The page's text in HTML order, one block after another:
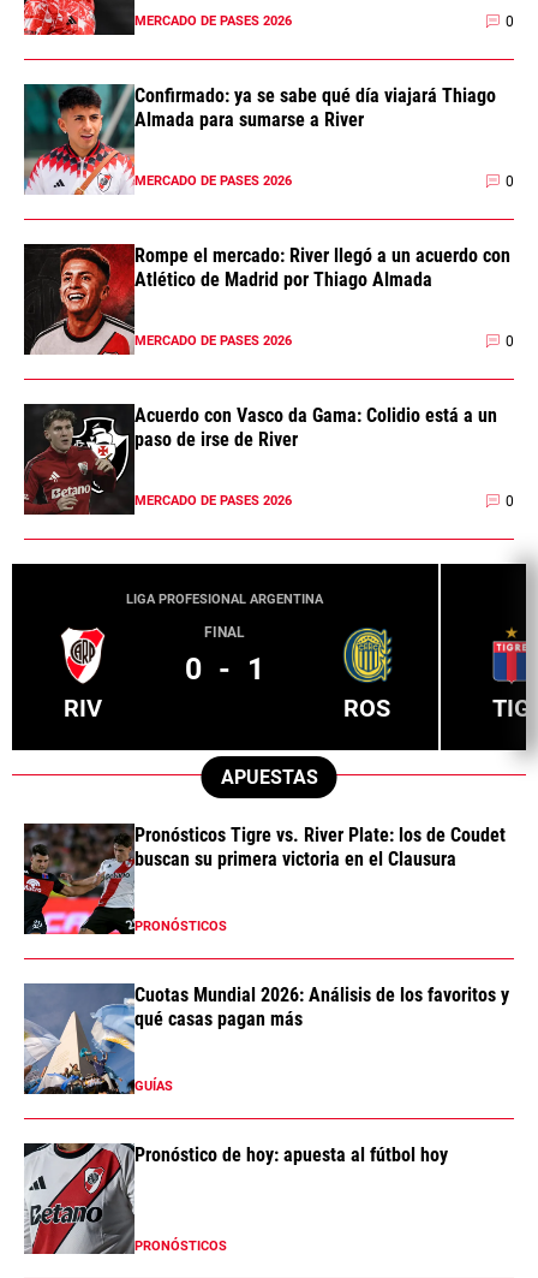
MERCADO DE PASES 2026 0
Confirmado: ya se sabe qué día viajará Thiago
Almada para sumarse a River
MERCADO DE PASES 2026 0
Rompe el mercado: River llegó a un acuerdo con
Atlético de Madrid por Thiago Almada
MERCADO DE PASES 2026 0
Acuerdo con Vasco da Gama: Colidio está a un
paso de irse de River
MERCADO DE PASES 2026 0
LIGA PROFESIONAL ARGENTINA
RIV
FINAL
0 - 1
ROS TIG
APUESTAS
Pronósticos Tigre vs. River Plate: los de Coudet
buscan su primera victoria en el Clausura
PRONÓSTICOS
Cuotas Mundial 2026: Análisis de los favoritos y
qué casas pagan más
GUÍAS
Pronóstico de hoy: apuesta al fútbol hoy
PRONÓSTICOS